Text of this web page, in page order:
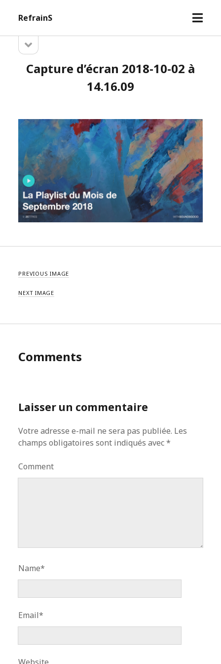
RefrainS
open
Sidebarsidebar
Capture d’écran 2018-10-02 à
14.16.09
PREVIOUS IMAGE
NEXT IMAGE
Comments
Laisser un commentaire
Votre adresse e-mail ne sera pas publiée. Les
champs obligatoires sont indiqués avec*
Comment
Name*
Email*
Website